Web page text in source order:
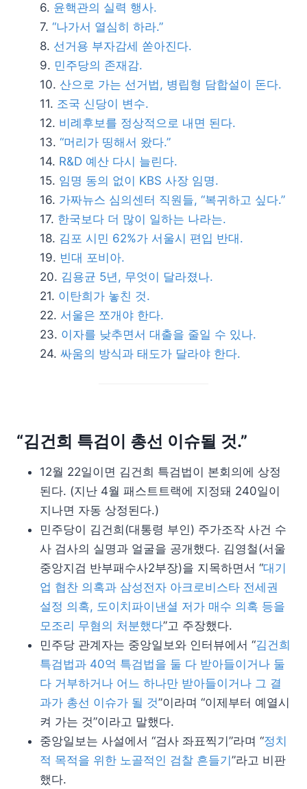
윤핵관의 실력 행사.
“나가서 열심히 하라.”
선거용 부자감세 쏟아진다.
민주당의 존재감.
산으로 가는 선거법, 병립형 담합설이 돈다.
조국 신당이 변수.
비례후보를 정상적으로 내면 된다.
“머리가 띵해서 왔다.”
R&D 예산 다시 늘린다.
임명 동의 없이 KBS 사장 임명.
가짜뉴스 심의센터 직원들, “복귀하고 싶다.”
한국보다 더 많이 일하는 나라는.
김포 시민 62%가 서울시 편입 반대.
빈대 포비아.
김용균 5년, 무엇이 달라졌나.
이탄희가 놓친 것.
서울은 쪼개야 한다.
이자를 낮추면서 대출을 줄일 수 있나.
싸움의 방식과 태도가 달라야 한다.
“김건희 특검이 총선 이슈될 것.”
12월 22일이면 김건희 특검법이 본회의에 상정
된다. (지난 4월 패스트트랙에 지정돼 240일이
지나면 자동 상정된다.)
민주당이 김건희(대통령 부인) 주가조작 사건 수
사 검사의 실명과 얼굴을 공개했다. 김영철(서울
중앙지검 반부패수사2부장)을 지목하면서 “대기
업 협찬 의혹과 삼성전자 아크로비스타 전세권
설정 의혹, 도이치파이낸셜 저가 매수 의혹 등을
모조리 무혐의 처분했다”고 주장했다.
민주당 관계자는 중앙일보와 인터뷰에서 “김건희
특검법과 40억 특검법을 둘 다 받아들이거나 둘
다 거부하거나 어느 하나만 받아들이거나 그 결
과가 총선 이슈가 될 것”이라며 “이제부터 예열시
켜 가는 것”이라고 말했다.
중앙일보는 사설에서 “검사 좌표찍기”라며 “정치
적 목적을 위한 노골적인 검찰 흔들기”라고 비판
했다.